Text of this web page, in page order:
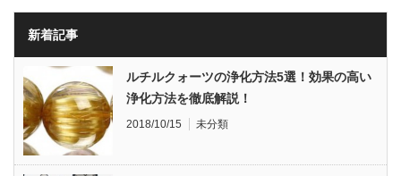
新着記事
ルチルクォーツの浄化方法5選！効果の高い
浄化方法を徹底解説！
2018/10/15 未分類